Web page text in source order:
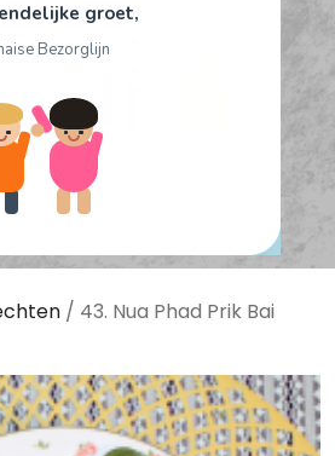
groet,
Bezorglijn
Nua Phad Prik Bai Krapauw
/ 43. Nua Phad Prik Bai